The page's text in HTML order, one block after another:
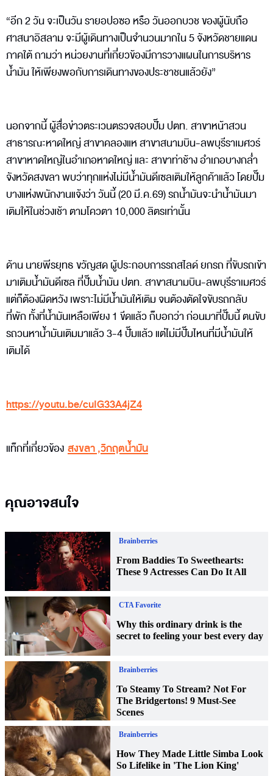
“อีก 2 วัน จะเป็นวัน รายอปอซอ หรือ วันออกบวช ของผู้นับถือ
ศาสนาอิสลาม จะมีผู้เดินทางเป็นจำนวนมากใน 5 จังหวัดชายแดน
ภาคใต้ ถามว่า หน่วยงานที่เกี่ยวข้องมีการวางแผนในการบริหาร
น้ำมัน ให้เพียงพอกับการเดินทางของประชาชนแล้วยัง”
นอกจากนี้ ผู้สื่อข่าวตระเวนตรวจสอบปั๊ม ปตท. สาขาหน้าสวน
สาธารณะหาดใหญ่ สาขาคลองแห สาขาสนามบิน-ลพบุรีราเมศวร์
สาขาหาดใหญ่ในอำเภอหาดใหญ่ และ สาขาท่าช้าง อำเภอบางกล่ำ
จังหวัดสงขลา พบว่าทุกแห่งไม่มีน้ำมันดีเซลเติมให้ลูกค้าแล้ว โดยปั๊ม
บางแห่งพนักงานแจ้งว่า วันนี้ (20 มี.ค.69) รถน้ำมันจะนำน้ำมันมา
เติมให้ในช่วงเช้า ตามโควตา 10,000 ลิตรเท่านั้น
ด้าน นายพีรยุทธ ขวัญสด ผู้ประกอบการรถสไลด์ ยกรถ ที่ขับรถเข้า
มาเติมน้ำมันดีเซล ที่ปั๊มน้ำมัน ปตท. สาขาสนามบิน-ลพบุรีราเมศวร์
แต่ก็ต้องผิดหวัง เพราะไม่มีน้ำมันให้เติม จนต้องตัดใจขับรถกลับ
ที่พัก ทั้งที่น้ำมันเหลือเพียง 1 ขีดแล้ว ก็บอกว่า ก่อนมาที่ปั๊มนี้ ตนขับ
รถวนหาน้ำมันเติมมาแล้ว 3-4 ปั๊มแล้ว แต่ไม่มีปั๊มไหนที่มีน้ำมันให้
เติมได้
https://youtu.be/cuIG33A4jZ4
แท็กที่เกี่ยวข้อง สงขลา,วิกฤตน้ำมัน
คุณอาจสนใจ